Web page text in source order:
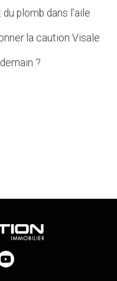
plomb dans l’aile
la caution Visale
?